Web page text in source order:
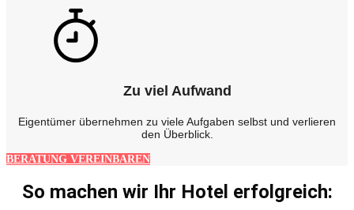
Zu viel Aufwand
Eigentümer übernehmen zu viele Aufgaben selbst und verlieren
den Überblick.
BERATUNG VEREINBAREN
So machen wir Ihr Hotel erfolgreich: